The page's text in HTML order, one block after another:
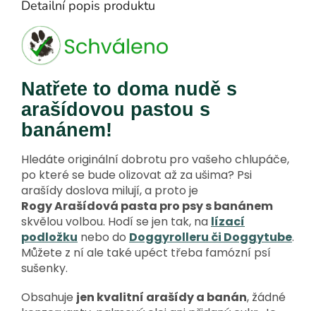
Detailní popis produktu
Natřete to doma nudě s
arašídovou pastou s
banánem!
Hledáte originální dobrotu pro vašeho chlupáče,
po které se bude olizovat až za ušima? Psi
arašídy doslova milují, a proto je
Rogy Arašídová pasta pro psy s banánem
skvělou volbou. Hodí se jen tak, na lízací
podložku nebo do Doggyrolleru či Doggytube.
Můžete z ní ale také upéct třeba famózní psí
sušenky.
Obsahuje jen kvalitní arašídy a banán, žádné